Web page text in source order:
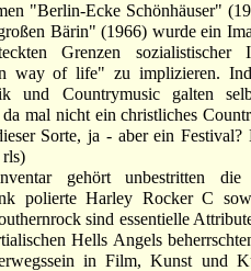
"Berlin-Ecke Schönhäuser"
Bärin" (1966) wurde ein
Grenzen sozialistischer
way of life" zu implizieren.
und Countrymusic galten
mal nicht ein christliches
Sorte, ja - aber ein Festival?
rls)
gehört unbestritten
polierte Harley Rocker C
sind essentielle
Hells Angels
in Film, Kunst und